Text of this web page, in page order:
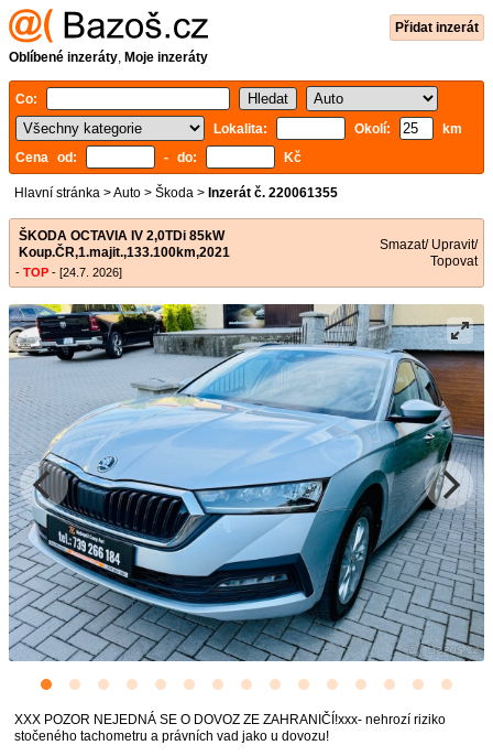
Přidat inzerát
Oblíbené inzeráty, Moje inzeráty
Co:
Lokalita:
Okolí:
km
Cena od:
- do: Kč
Hlavní stránka >Auto > Škoda > Inzerát č. 220061355
ŠKODA OCTAVIA IV 2,0TDi 85kW
Koup.ČR,1.majit.,133.100km,2021
- TOP - [24.7. 2026]
Smazat/ Upravit/
Topovat
XXX POZOR NEJEDNÁ SE O DOVOZ ZE ZAHRANIČÍ!xxx- nehrozí riziko
stočeného tachometru a právních vad jako u dovozu!